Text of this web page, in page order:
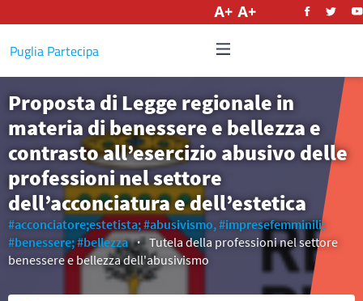
Puglia Partecipa
Proposta di Legge regionale in
materia di benessere e bellezza e
contrasto all’esercizio abusivo delle
professioni nel settore
dell’acconciatura e dell’estetica
#acconciatore;estetista;#abusivismo,#impresefemminili;
#benessere;#bellezza
Tutela della professioni nel settore
benessere e bellezza dell'abusivismo